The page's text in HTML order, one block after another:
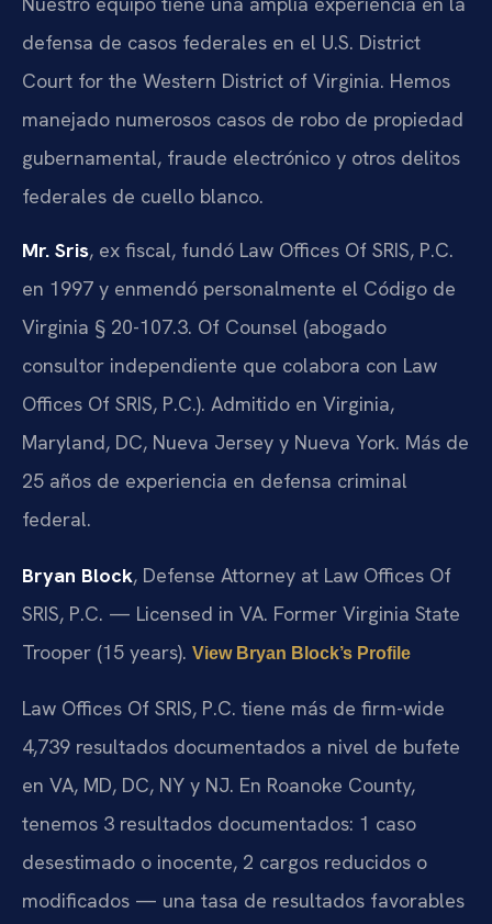
defensa de casos federales en el U.S. District
Court for the Western District of Virginia. Hemos
manejado numerosos casos de robo de propiedad
gubernamental, fraude electrónico y otros delitos
federales de cuello blanco.
Mr. Sris, ex fiscal, fundó Law Offices Of SRIS, P.C.
en 1997 y enmendó personalmente el Código de
Virginia § 20-107.3. Of Counsel (abogado
consultor independiente que colabora con Law
Offices Of SRIS, P.C.). Admitido en Virginia,
Maryland, DC, Nueva Jersey y Nueva York. Más de
25 años de experiencia en defensa criminal
federal.
Bryan Block, Defense Attorney at Law Offices Of
SRIS, P.C. — Licensed in VA. Former Virginia State
Trooper (15 years). View Bryan Block’s Profile
Law Offices Of SRIS, P.C. tiene más de firm-wide
4,739 resultados documentados a nivel de bufete
en VA, MD, DC, NY y NJ. En Roanoke County,
tenemos 3 resultados documentados: 1 caso
desestimado o inocente, 2 cargos reducidos o
modificados — una tasa de resultados favorables